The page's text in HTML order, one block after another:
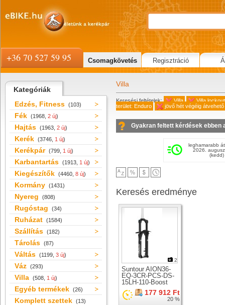
Kategóriák
Edzés, Fitness (103)
Fék (1968, 2 új)
Hajtás (1963, 2 új)
Kerék (3746, 1 új)
Kerékpár (799, 1 új)
Karbantartás (1913, 1 új)
Kiegészítők (4460, 8 új)
Kormány (1431)
Nyereg (808)
Rugóstag (34)
Ruházat (1584)
Szállítás (182)
Tárolás (87)
Váltás (1199, 3 új)
Váz (293)
Villa (508, 1 új)
Egyéb termékek (26)
Komplett szettek (13)
Villa
Keresési feltételek: Villa
Villa
terület: Enduro
jövő hét végéig átvehető
Gyakran feltett kérdések ebben
leghamarabb
2026.
(kedd)
Keresés eredménye
2
Suntour AION36-
EQ-3CR-PCS-DS-
15LH-110-Boost
teleszkóp 29er
kerékhez177 912 Ft
20 %
+36 70 527 59 95 Csomagkövetés Regisztráció